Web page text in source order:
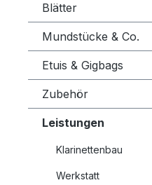
Blätter
Mundstücke & Co.
Etuis & Gigbags
Zubehör
Leistungen
Klarinettenbau
Werkstatt